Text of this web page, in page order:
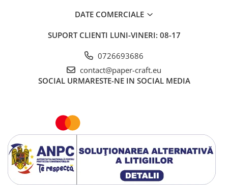
DATE COMERCIALE
SUPORT CLIENTI LUNI-VINERI: 08-17
0726693686
contact@paper-craft.eu
SOCIAL URMARESTE-NE IN SOCIAL MEDIA